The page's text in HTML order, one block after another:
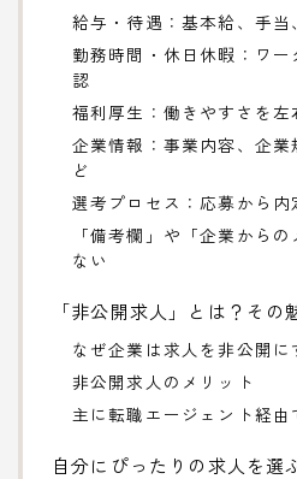
給与・待遇：基本給、手
勤務時間・休日休暇：ワ
認
福利厚生：働きやすさを左
企業情報：事業内容、企業
ど
選考プロセス：応募から内
「備考欄」や「企業から
ない
「非公開求人」とは？そ
なぜ企業は求人を非公開に
非公開求人のメリット
主に転職エージェント経由
自分にぴったりの求人を選